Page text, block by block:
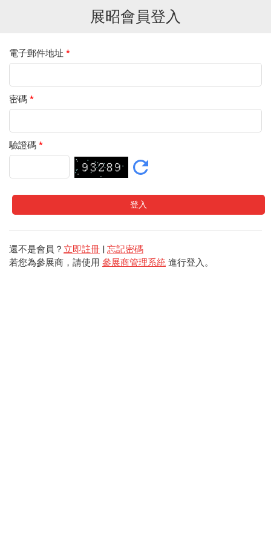
展昭會員登入
電子郵件地址 *
密碼 *
驗證碼 *
還不是會員？ 立即註冊 | 忘記密碼
若您為參展商，請使用 參展商管理系統 進行登入。